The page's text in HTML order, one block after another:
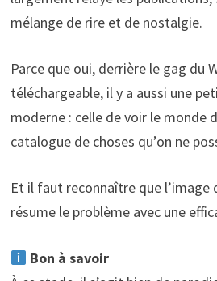
mélange de rire et de nostalgie.
Parce que oui, derrière le gag du
téléchargeable, il y a aussi une
moderne : celle de voir le monde
catalogue de choses qu’on ne
Et il faut reconnaître que l’image
résume le problème avec une
Bon à savoir